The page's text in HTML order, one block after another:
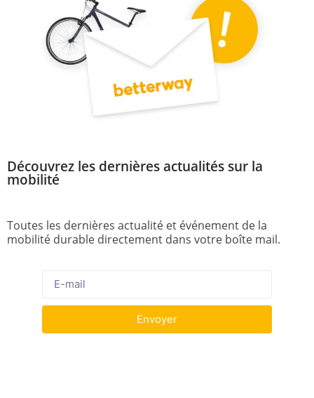
Découvrez les dernières actualités sur la
mobilité
Toutes les dernières actualité et événement de la
mobilité durable directement dans votre boîte mail.
Envoyer